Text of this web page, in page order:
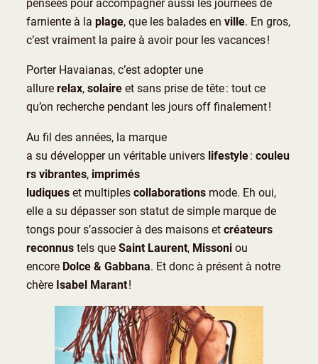
pensées pour accompagner aussi les journées de
farniente à la plage, que les balades en ville. En gros,
c’est vraiment la paire à avoir pour les vacances !
Porter Havaianas, c’est adopter une
allure relax, solaireet sans prise de tête : tout ce
qu’on recherche pendant les jours off finalement !
Au fil des années, la marque
a su développer un véritable univers lifestyle: couleu
rs vibrantes, imprimés
ludiqueset multiples collaborationsmode. Eh oui,
elle a su dépasser son statut de simple marque de
tongs pour s’associer à des maisons et créateurs
reconnustels que Saint Laurent, Missoniou
encore Dolce & Gabbana. Et donc à présent à notre
chère Isabel Marant!